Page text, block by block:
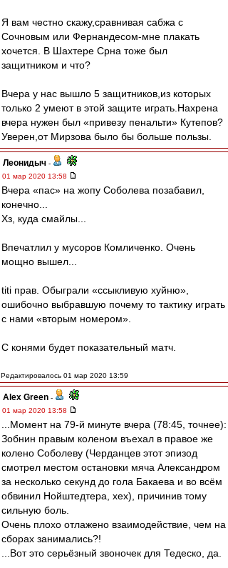
Я вам честно скажу,сравнивая сабжа с
Сочновым или Фернандесом-мне плакать
хочется. В Шахтере Срна тоже был
защитником и что?
Вчера у нас вышло 5 защитников,из которых
только 2 умеют в этой защите играть.Нахрена
вчера нужен был «привезу пенальти» Кутепов?
Уверен,от Мирзова было бы больше пользы.
Леонидыч -
01 мар 2020 13:58
Вчера «пас» на жопу Соболева позабавил,
конечно...
Хз, куда смайлы...
Впечатлил у мусоров Комличенко. Очень
мощно вышел...
titi прав. Обыграли «ссыкливую хуйню»,
ошибочно выбравшую почему то тактику играть
с нами «вторым номером».
С конями будет показательный матч.
Редактировалось 01 мар 2020 13:59
Alex Green -
01 мар 2020 13:58
...Момент на 79-й минуте вчера (78:45, точнее):
Зобнин правым коленом въехал в правое же
колено Соболеву (Черданцев этот эпизод
смотрел местом остановки мяча Александром
за несколько секунд до гола Бакаева и во всём
обвинил Нойштедтера, хех), причинив тому
сильную боль.
Очень плохо отлажено взаимодействие, чем на
сборах занимались?!
...Вот это серьёзный звоночек для Тедеско, да.